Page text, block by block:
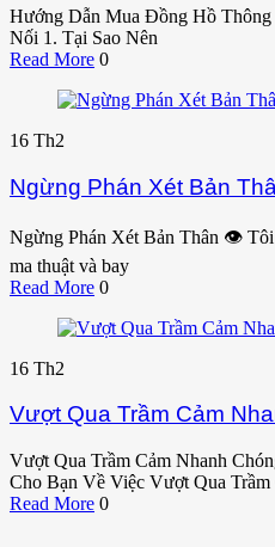
Hướng Dẫn Mua Đồng Hồ
Nối 1. Tại Sao Nên
Read More 0
16 Th2
Ngừng Phán Xét Bản
Ngừng Phán Xét Bản Thân 👁️
ma thuật và bay
Read More 0
16 Th2
Vượt Qua Trầm Cảm
Vượt Qua Trầm Cảm Nhanh
Cho Bạn Về Việc Vượt Qua Trầm
Read More 0